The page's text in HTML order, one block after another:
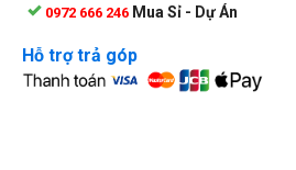
0972 666 246 Mua Sỉ - Dự Án
Hỗ trợ trả góp